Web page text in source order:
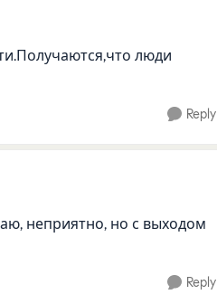
люди
Reply
неприятно, но с выходом
Reply